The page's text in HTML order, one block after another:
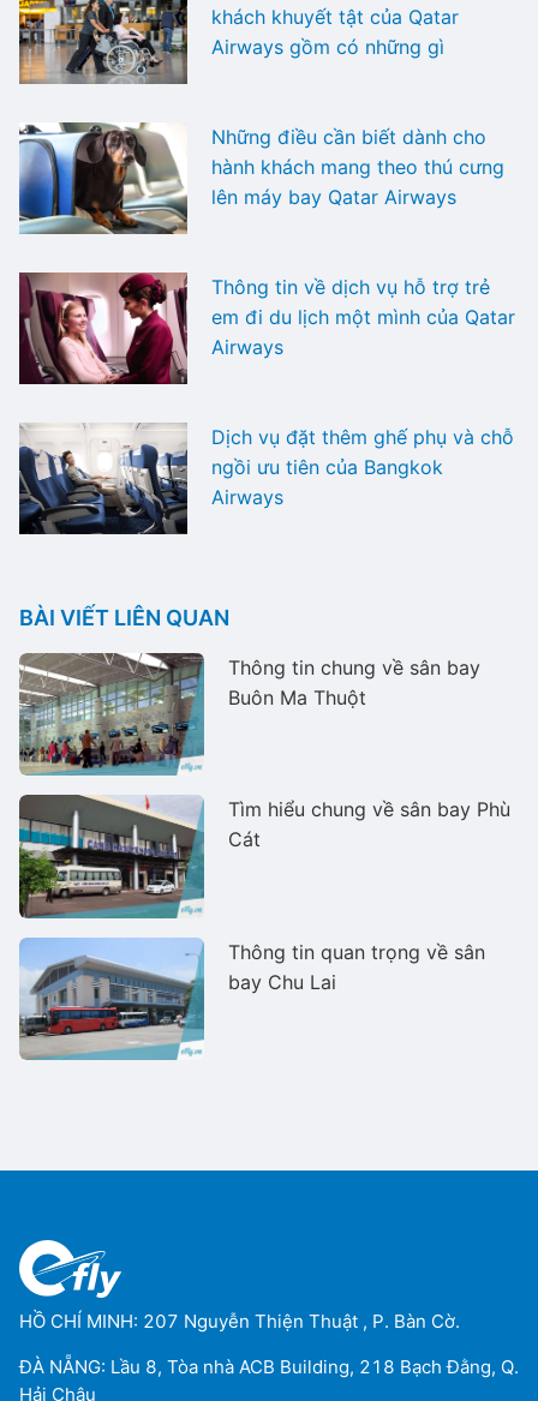
khách khuyết tật của Qatar
Airways gồm có những gì
Những điều cần biết dành cho
hành khách mang theo thú cưng
lên máy bay Qatar Airways
Thông tin về dịch vụ hỗ trợ trẻ
em đi du lịch một mình của Qatar
Airways
Dịch vụ đặt thêm ghế phụ và chỗ
ngồi ưu tiên của Bangkok
Airways
BÀI VIẾT LIÊN QUAN
Thông tin chung về sân bay
Buôn Ma Thuột
Tìm hiểu chung về sân bay Phù
Cát
Thông tin quan trọng về sân
bay Chu Lai
HỒ CHÍ MINH: 207 Nguyễn Thiện Thuật , P. Bàn Cờ.
ĐÀ NẴNG: Lầu 8, Tòa nhà ACB Building, 218 Bạch Đằng, Q.
Hải Châu